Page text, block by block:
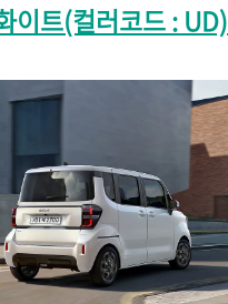
이트(컬러코드 : UD)